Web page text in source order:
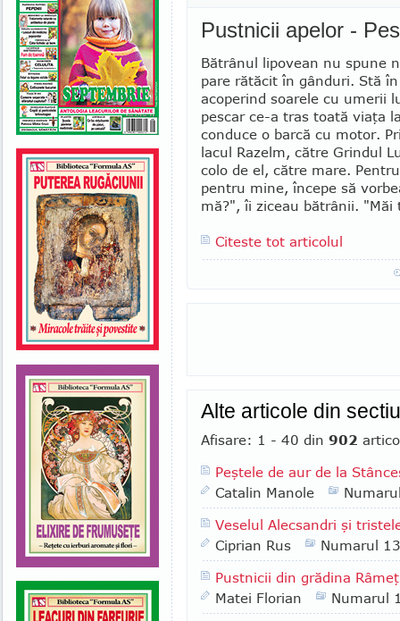
Pustnicii apelor -
Bătrânul lipovean nu spune
pare rătăcit în gânduri. Stă
acoperind soarele cu umerii
pescar ce-a tras toată viaţa
conduce o barcă cu motor.
lacul Razelm, către Grindul
colo de el, către mare.
pentru mine, începe să
mă?", îi ziceau bătrâ­nii.
Citeste tot articolul
Alte articole din
Afisare: 1 - 40 din 902
Peştele de aur de la
Catalin Manole
Veselul Alecsandri şi
Ciprian Rus
Numarul
Pustnicii din grădina
Matei Florian
Numarul